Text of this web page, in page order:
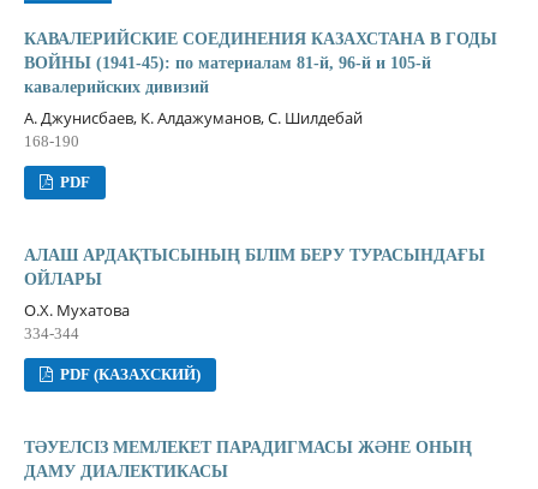
КАВАЛЕРИЙСКИЕ СОЕДИНЕНИЯ КАЗАХСТАНА В ГОДЫ
ВОЙНЫ (1941-45): по материалам 81-й, 96-й и 105-й
кавалерийских дивизий
А. Джунисбаев, К. Алдажуманов, С. Шилдебай
168-190
PDF
АЛАШ АРДАҚТЫСЫНЫҢ БІЛІМ БЕРУ ТУРАСЫНДАҒЫ
ОЙЛАРЫ
О.Х. Мухатова
334-344
PDF (КАЗАХСКИЙ)
ТƏУЕЛСІЗ МЕМЛЕКЕТ ПАРАДИГМАСЫ ЖƏНЕ ОНЫҢ
ДАМУ ДИАЛЕКТИКАСЫ